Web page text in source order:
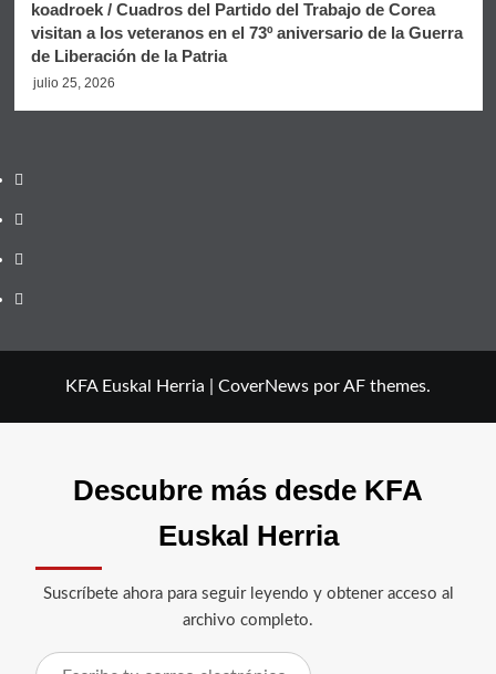
koadroek / Cuadros del Partido del Trabajo de Corea
visitan a los veteranos en el 73º aniversario de la Guerra
de Liberación de la Patria
julio 25, 2026
Twitter
YouTube
Telegram
Facebook
KFA Euskal Herria CoverNews por AF themes.
Descubre más desde KFA
Euskal Herria
Suscríbete ahora para seguir leyendo y obtener acceso al
archivo completo.
Escribe